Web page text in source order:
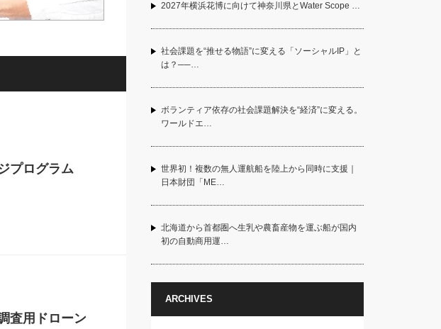
プログラム
査用ドローン
2027年横浜花博に向けて神奈川県とWater Scope …
社会課題を“推せる物語”に変える「ソーシャルIP」と
は？──…
ボランティア依存の社会課題解決を“経済”に変える。
ワールドエ…
世界初！複数の無人運航船を陸上から同時に支援｜
日本財団「ME…
北海道から首都圏へ生乳や農畜産物を運ぶ船が国内
初の自動商用運…
ARCHIVES